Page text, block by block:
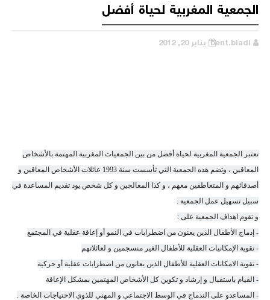
الجمعية المغربية لحياة أفضل
bent.bladi يناير 20, 2012
تعتبر الجمعية المغربية لحياة أفضل من بين الجمعيات المغربية المهتمة بالأشخاص
المعاقين ، وتضم هذه الجمعية التي تأسست سنة 1993 عائلات الأشخاص المعاقين و
أصدقائهم و المتعاطفين معهم ، و كذا المعالجين و كل شخص يود تقديم المساعدة في
سبيل تسهيل عمل الجمعية .
و تقوم اهداف الجمعية على :
- إدماج الأطفال الذين يعنون من اضطرابات في النمو أو إعاقة عقلية في المجتمع
- تقوية الإمكانيات العقلية للأطفال الغير منسجمين و لعائلاتهم
- تقوية الامكانات العقلية للأطفال الذين يعانون من اضطرابات عقلية أو حركية
- القيام باستقبال و إرشاد و تكوين كل الأشخاص المهتمين بمشكل الإعاقة
- المساعدو على الندماج في الوسط الاجتماعي و المهني للذوي الاحتياجات الخاصة .